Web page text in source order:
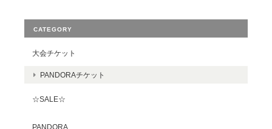
CATEGORY
大会チケット
PANDORAチケット
☆SALE☆
PANDORA